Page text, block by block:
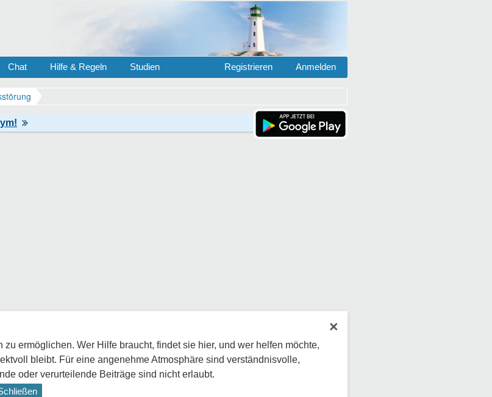
Chat Hilfe & Regeln Studien Anmelden
Registrieren
×
ermöglichen. Wer Hilfe braucht, findet sie hier, und wer helfen möchte,
bleibt. Für eine angenehme Atmosphäre sind verständnisvolle,
oder verurteilende Beiträge sind nicht erlaubt.